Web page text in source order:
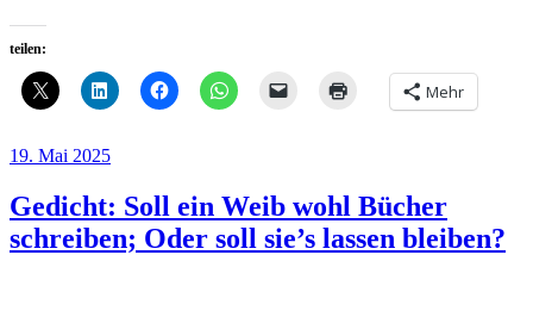
teilen:
Mehr
Veröffentlicht
19. Mai 2025
Gedicht: Soll ein Weib wohl Bücher
schreiben; Oder soll sie’s lassen bleiben?